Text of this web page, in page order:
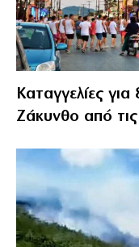
Καταγγελίες
Ζάκυνθο από